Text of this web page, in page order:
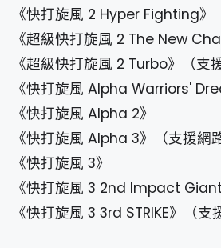
《快打旋風 2 Hyper Fighting》
《超級快打旋風 2 The New
《超級快打旋風 2 Turbo》（支
《快打旋風 Alpha Warriors'
《快打旋風 Alpha 2》
《快打旋風 Alpha 3》（支援網
《快打旋風 3》
《快打旋風 3 2nd Impact
《快打旋風 3 3rd STRIKE》（支